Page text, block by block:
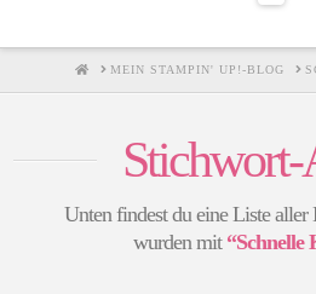
HOMEMEIN STAMPIN' UP!-BLOG
Unten findest du eine Liste aller
wurden mit “Schnelle